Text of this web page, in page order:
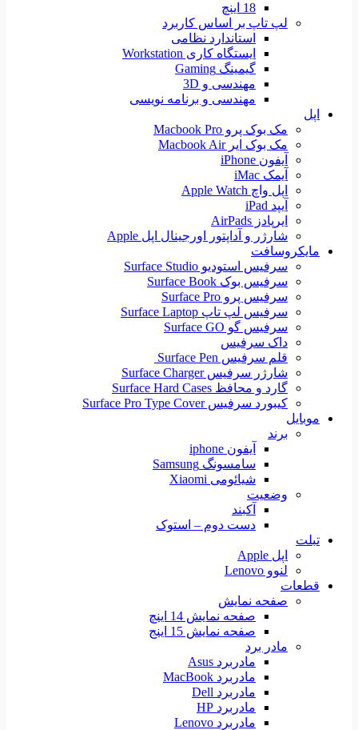
18 اینچ
لپ تاپ بر اساس کاربرد
استاندارد نظامی
ایستگاه کاری Workstation
گیمینگ Gaming
مهندسی و 3D
مهندسی و برنامه نویسی
اپل
مک بوک پرو Macbook Pro
مک بوک ایر Macbook Air
آیفون iPhone
آیمک iMac
اپل واچ Apple Watch
آیپد iPad
ایرپادز AirPads
شارژر و آداپتور اورجینال اپل Apple
مایکروسافت
سرفیس استودیو Surface Studio
سرفیس بوک Surface Book
سرفیس پرو Surface Pro
سرفیس لپ تاپ Surface Laptop
سرفیس گو Surface GO
داک سرفیس
قلم سرفیس Surface Pen
شارژر سرفیس Surface Charger
گارد و محافظ Surface Hard Cases
کیبورد سرفیس Surface Pro Type Cover
موبایل
برند
آیفون iphone
سامسونگ Samsung
شیائومی Xiaomi
وضعیت
آکبند
دست دوم – استوک
تبلت
اپل Apple
لنوو Lenovo
قطعات
صفحه نمایش
صفحه نمایش 14 اینچ
صفحه نمایش 15 اینج
مادر برد
مادربرد Asus
مادربرد MacBook
مادربرد Dell
مادربرد HP
مادربرد Lenovo